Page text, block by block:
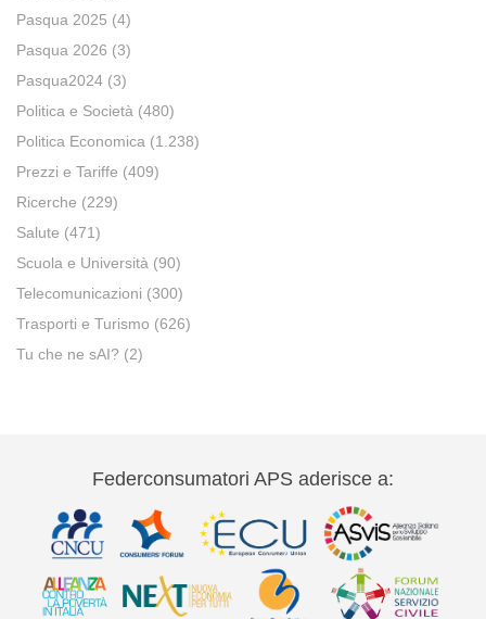
Pasqua 2025 (4)
Pasqua 2026 (3)
Pasqua2024 (3)
Politica e Società (480)
Politica Economica (1.238)
Prezzi e Tariffe (409)
Ricerche (229)
Salute (471)
Scuola e Università (90)
Telecomunicazioni (300)
Trasporti e Turismo (626)
Tu che ne sAI? (2)
Federconsumatori APS aderisce a: